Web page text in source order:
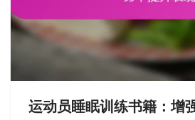
运动员睡眠训练书籍：增